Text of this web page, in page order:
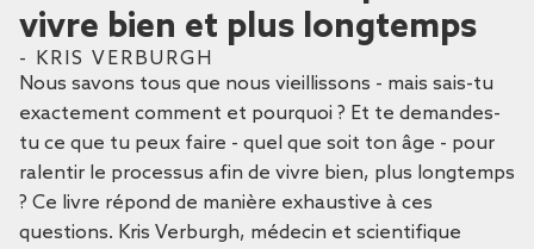
vivre bien et plus longtemps
- KRIS VERBURGH
Nous savons tous que nous vieillissons - mais sais-tu
exactement comment et pourquoi ? Et te demandes-
tu ce que tu peux faire - quel que soit ton âge - pour
ralentir le processus afin de vivre bien, plus longtemps
? Ce livre répond de manière exhaustive à ces
questions. Kris Verburgh, médecin et scientifique